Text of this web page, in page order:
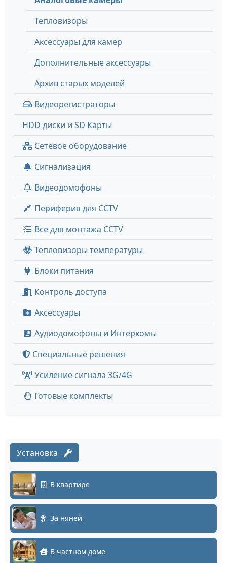
Тепловизоры
Аксессуары для камер
Дополнительные аксессуары
Архив старых моделей
Видеорегистраторы
HDD диски и SD Карты
Сетевое оборудование
Сигнализация
Видеодомофоны
Периферия для CCTV
Все для монтажа CCTV
Тепловизоры температуры
Блоки питания
Контроль доступа
Аксессуары
Аудиодомофоны и Интеркомы
Специальные решения
Усиление сигнала 3G/4G
Готовые комплекты
Установка
В квартире
За няней
В частном доме